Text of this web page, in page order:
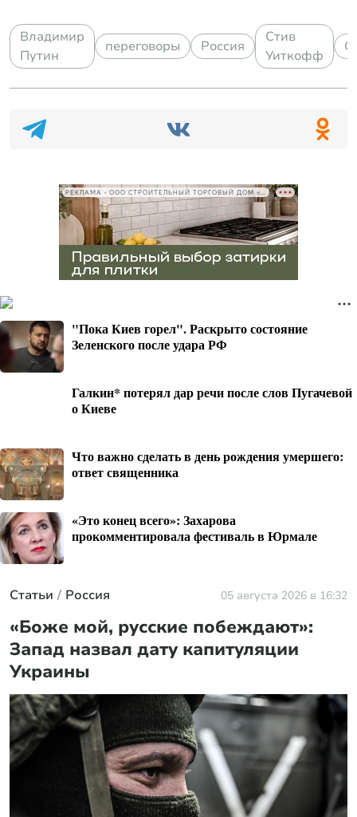
Владимир
Путин
переговоры Россия
Стив
Уиткофф
РЕКЛАМА • ООО СТРОИТЕЛЬНЫЙ ТОРГОВЫЙ ДОМ «ПЕТРОВИЧ», ИНН 7802348846
"Пока Киев горел". Раскрыто состояние
Зеленского после удара РФ
Галкин* потерял дар речи после слов Пугачевой
о Киеве
Что важно сделать в день рождения умершего:
ответ священника
«Это конец всего»: Захарова
прокомментировала фестиваль в Юрмале
Статьи Россия 05 августа 2026 в 16:32
«Боже мой, русские побеждают»:
Запад назвал дату капитуляции
Украины